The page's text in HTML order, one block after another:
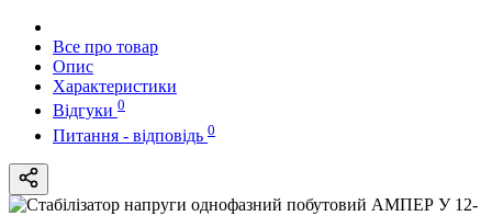
Все про товар
Опис
Характеристики
Відгуки 0
Питання - відповідь 0